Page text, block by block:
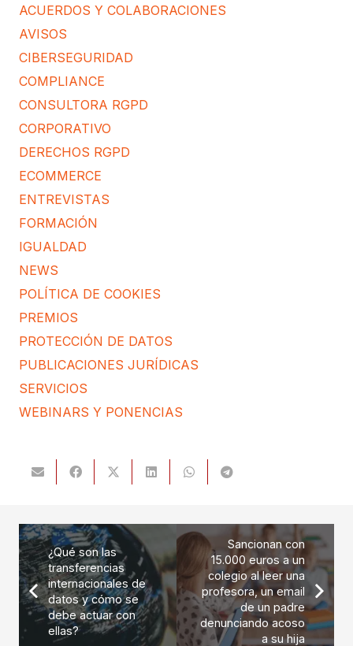
ACUERDOS Y COLABORACIONES
AVISOS
CIBERSEGURIDAD
COMPLIANCE
CONSULTORA RGPD
CORPORATIVO
DERECHOS RGPD
ECOMMERCE
ENTREVISTAS
FORMACIÓN
IGUALDAD
NEWS
POLÍTICA DE COOKIES
PREMIOS
PROTECCIÓN DE DATOS
PUBLICACIONES JURÍDICAS
SERVICIOS
WEBINARS Y PONENCIAS
¿Qué son las
transferencias
internacionales de
datos y cómo se
debe actuar con
ellas?
Sancionan con
15.000 euros a un
colegio al leer una
profesora, un email
de un padre
denunciando acoso
a su hija